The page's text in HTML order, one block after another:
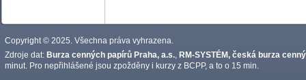
Copyright © 2025. Všechna práva vyhrazena.
Zdroje dat: Burza cenných papírů Praha, a.s. RM-SYSTÉM, česká burza
minut. Pro nepřihlášené jsou zpožděny i kurzy z BCPP, a to o 15 min.